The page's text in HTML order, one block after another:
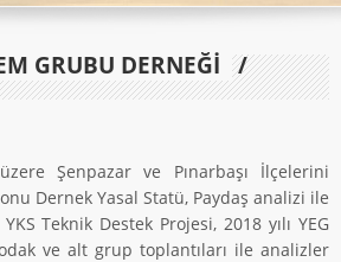
GRUBU DERNEĞİ /
Şenpazar ve Pınarbaşı İlçelerini
Dernek Yasal Statü, Paydaş analizi ile
Teknik Destek Projesi, 2018 yılı YEG
ve alt grup toplantıları ile analizler